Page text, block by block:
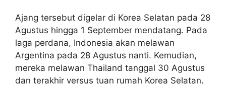
Ajang tersebut digelar di Korea Selatan pada 28
Agustus hingga 1 September mendatang. Pada
laga perdana, Indonesia akan melawan
Argentina pada 28 Agustus nanti. Kemudian,
mereka melawan Thailand tanggal 30 Agustus
dan terakhir versus tuan rumah Korea Selatan.